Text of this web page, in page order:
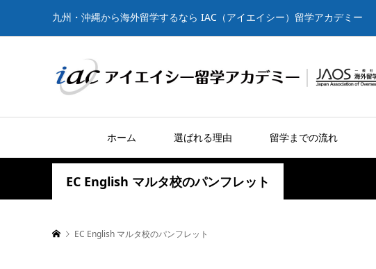
九州・沖縄から海外留学するなら IAC（アイエイシー）留学アカデミー
ホーム 選ばれる理由 留学までの流れ
EC English マルタ校のパンフレット
EC English マルタ校のパンフレット